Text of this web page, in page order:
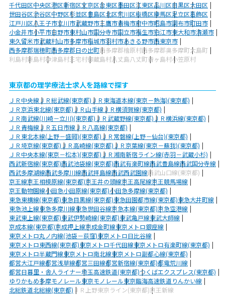
千代田区中央区港区新宿区文京区台東区墨田区江東区品川区目黒区大田区
世田谷区渋谷区中野区杉並区豊島区北区荒川区板橋区練馬区足立区葛飾区
江戸川区八王子市立川市武蔵野市三鷹市青梅市府中市昭島市調布市町田市
小金井市小平市日野市東村山市国分寺市国立市福生市狛江市東大和市清瀬市
東久留米市武蔵村山市多摩市稲城市羽村市あきる野市西東京市
西多摩郡瑞穂町西多摩郡日の出町西多摩郡檜原村西多摩郡奥多摩町大島町
利島村新島村神津島村三宅村御蔵島村八丈島八丈町青ヶ島村小笠原村
東京都の理学療法士求人を路線で探す
ＪＲ中央線ＪＲ総武線(東京都)ＪＲ東海道本線(東京－熱海)(東京都)
ＪＲ京浜東北線(東京都)ＪＲ山手線ＪＲ横須賀線(東京都)
ＪＲ南武線(川崎－立川)(東京都)ＪＲ武蔵野線(東京都)ＪＲ横浜線(東京都)
ＪＲ青梅線ＪＲ五日市線ＪＲ八高線(東京都)
ＪＲ東北本線(上野－盛岡)(東京都)ＪＲ常磐線(上野－仙台)(東京都)
ＪＲ埼京線(東京都)ＪＲ高崎線(東京都)ＪＲ京葉線(東京－蘇我)(東京都)
ＪＲ中央本線(東京－松本)(東京都)ＪＲ湘南新宿ライン線(赤羽－武蔵小杉)
西武新宿線(東京都)西武池袋線(東京都)西武有楽町線西武豊島線西武国分寺線
西武多摩湖線西武多摩川線西武拝島線西武西武園線西武山口線(東京都)
京王線京王相模原線(東京都)京王井の頭線京王高尾線京王競馬場線
京王動物園線小田急小田原線(東京都)小田急多摩線(東京都)
東急東横線(東京都)東急目黒線(東京都)東急田園都市線(東京都)東急大井町線
東急池上線東急多摩川線東急世田谷線京急本線(東京都)京急空港線
東武東上線(東京都)東武伊勢崎線(東京都)東武亀戸線東武大師線
京成本線(東京都)京成押上線京成金町線東京メトロ銀座線
東京メトロ丸ノ内線(池袋－荻窪)東京メトロ日比谷線
東京メトロ東西線(東京都)東京メトロ千代田線東京メトロ有楽町線(東京都)
東京メトロ半蔵門線東京メトロ南北線東京メトロ副都心線(東京都)
都営大江戸線都営浅草線都営三田線都営新宿線(東京都)都電荒川線
都営日暮里・舎人ライナー埼玉高速鉄道(東京都)つくばエクスプレス(東京都)
ゆりかもめ多摩モノレール東京モノレール東京臨海高速鉄道りんかい線
北総鉄道北総線(東京都) ＪＲ上野東京ライン(東京都)京王新線